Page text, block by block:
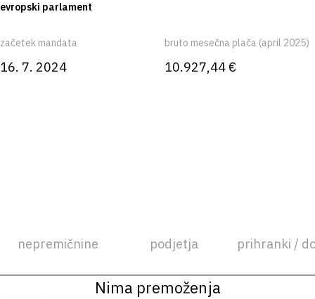
evropski parlament
začetek mandata
16. 7. 2024
bruto mesečna plača (april 2025)
10.927,44 €
nepremičnine podjetja prihranki /
Nima premoženja